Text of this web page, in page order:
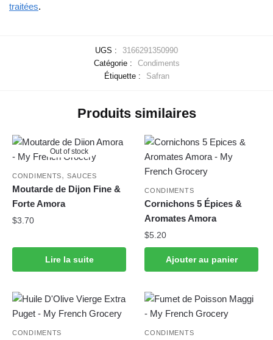
traitées.
UGS :
3166291350990
Catégorie :
Condiments
Étiquette :
Safran
Produits similaires
Out of stock
CONDIMENTS,SAUCES
Moutarde de Dijon Fine &
Forte Amora
$3.70
Lire la suite
CONDIMENTS
Cornichons 5 Épices &
Aromates Amora
$5.20
Ajouter au panier
CONDIMENTS CONDIMENTS